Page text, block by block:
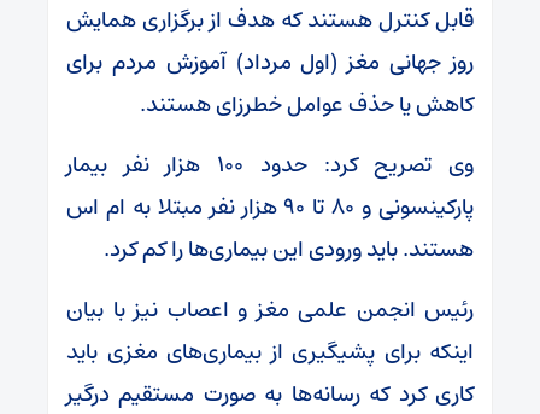
قابل کنترل هستند که هدف از برگزاری همایش
روز جهانی مغز (اول مرداد) آموزش مردم برای
کاهش یا حذف عوامل خطرزای هستند.
وی تصریح کرد: حدود ۱۰۰ هزار نفر بیمار
پارکینسونی و ۸۰ تا ۹۰ هزار نفر مبتلا به ام اس
هستند. باید ورودی این بیماری‌ها را کم کرد.
رئیس انجمن علمی مغز و اعصاب نیز با بیان
اینکه برای پشیگیری از بیماری‌های مغزی باید
کاری کرد که رسانه‌ها به صورت مستقیم درگیر